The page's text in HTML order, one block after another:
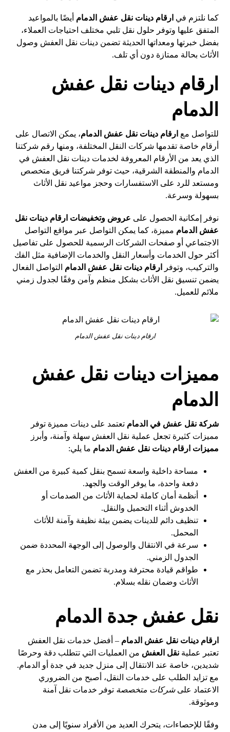
كما نلتزم في ارقام دينات نقل عفش الدمام أيضًا بالمواعيد
المتفق عليها وتوفر حلول نقل تلبي مختلف احتياجات العملاء،
بفضل خبرتها ومعداتها الحديثة تضمن دينات نقل العفش وصول
الأثاث بحالة ممتازة دون أي تلف.
ارقام دينات نقل عفش
الدمام
للتواصل مع ارقام دينات نقل عفش الدمام، يمكن الاتصال على
أرقام خاصة تقدمها شركات النقل المختلفة، ومنها رقم شركتنا
الذي يعد من الأرقام المعروفة لخدمات دينات نقل العفش في
الدمام والمنطقة الشرقية، حيث توفر شركتنا فريق متخصص
ومستعد للرد على الاستفسارات وحجز مواعيد نقل الأثاث
بسهولة وسرعة.
نوفر إمكانية الحصول على عروض وتخفيضات ارقام دينات نقل
عفش الدمام مميزة، كما يمكن التواصل عبر مواقع التواصل
الاجتماعي أو صفحات الشركات الرسمية للحصول على تفاصيل
أكثر حول الخدمات وأسعار النقل والخدمات الإضافية مثل الفك
والتركيب، وتوفر
ارقام دينات نقل عفش الدمام التواصل الفعال
يضمن تنسيق نقل الأثاث بشكل منظم وآمن وفقًا لجدول زمني
ملائم للعميل.
ارقام دينات نقل عفش الدمام
مميزات دينات نقل عفش
الدمام
شركة نقل عفش في الدمام تعتمد على دينات مميزة توفر
مميزات كثيرة تجعل عملية نقل العفش سهلة وآمنة، وأبرز
مميزات ارقام دينات نقل عفش الدمام ما يلي:
مساحة داخلية واسعة تسمح بنقل كمية كبيرة من العفش
دفعة واحدة، ما يوفر الوقت والجهد.
أنظمة أمان كاملة لحماية الأثاث من الصدمات أو
الخدوش أثناء التحميل والنقل.
تنظيف دائم للدينات يضمن بيئة نظيفة وآمنة للأثاث
المحمل.
سرعة في الانتقال والوصول إلى الوجهة المحددة ضمن
الجدول الزمني.
طواقم قيادة محترفة ومدربة تضمن التعامل بحذر مع
الأثاث وضمان نقله بسلام.
نقل عفش جدة الدمام
ارقام دينات نقل عفش الدمام – أفضل خدمات نقل العفش
تعتبر عمليةنقل العفش من العمليات التي تتطلب دقة وحرصًا
شديدين، خاصة عند الانتقال إلى منزل جديد في جدة أو الدمام.
مع تزايد الطلب على خدمات النقل، أصبح من الضروري
الاعتماد علىشركات متخصصة توفر خدمات نقل آمنة
وموثوقة.
وفقًا للإحصاءات، يتحرك العديد من الأفراد سنويًا إلى مدن